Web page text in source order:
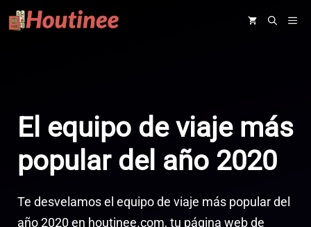
Saltar
al
El equipo de viaje más
popular del año 2020
Te desvelamos el equipo de viaje más popular del
año 2020 en houtinee.com, tu página web de